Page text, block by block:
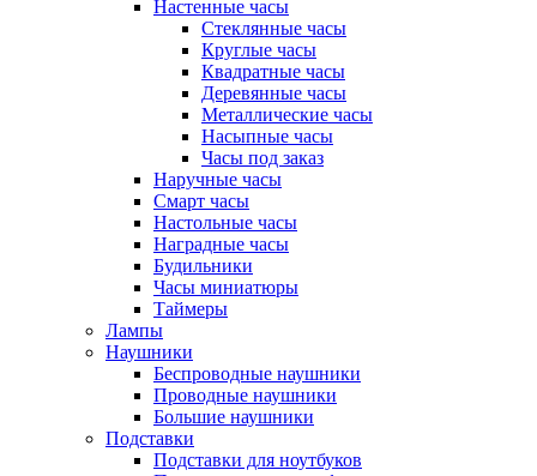
Настенные часы
Стеклянные часы
Круглые часы
Квадратные часы
Деревянные часы
Металлические часы
Насыпные часы
Часы под заказ
Наручные часы
Смарт часы
Настольные часы
Наградные часы
Будильники
Часы миниатюры
Таймеры
Лампы
Наушники
Беспроводные наушники
Проводные наушники
Большие наушники
Подставки
Подставки для ноутбуков